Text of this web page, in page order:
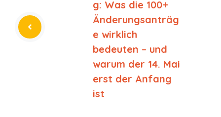
g: Was die 100+
Änderungsanträg
e wirklich
bedeuten – und
warum der 14. Mai
erst der Anfang
ist